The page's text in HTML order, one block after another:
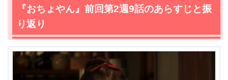
2.1
千代（毎田暖乃）を見つけたハナ（宮田圭子）は、役者
を続ける一平（中須翔真）の姿を見せる
2.2
「ここに置いてください」と懇願
2.3 それから8年後の千代（杉咲花）は何をしているのか！
『おちょやん』第2週10話あらすじ・ネタバレ感想まと
『おちょやん』前回第2週9話のあらすじと振
り返り